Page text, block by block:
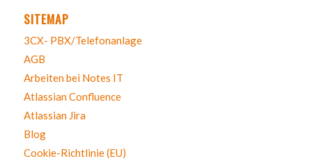
SITEMAP
3CX- PBX/Telefonanlage
AGB
Arbeiten bei Notes IT
Atlassian Confluence
Atlassian Jira
Blog
Cookie-Richtlinie (EU)